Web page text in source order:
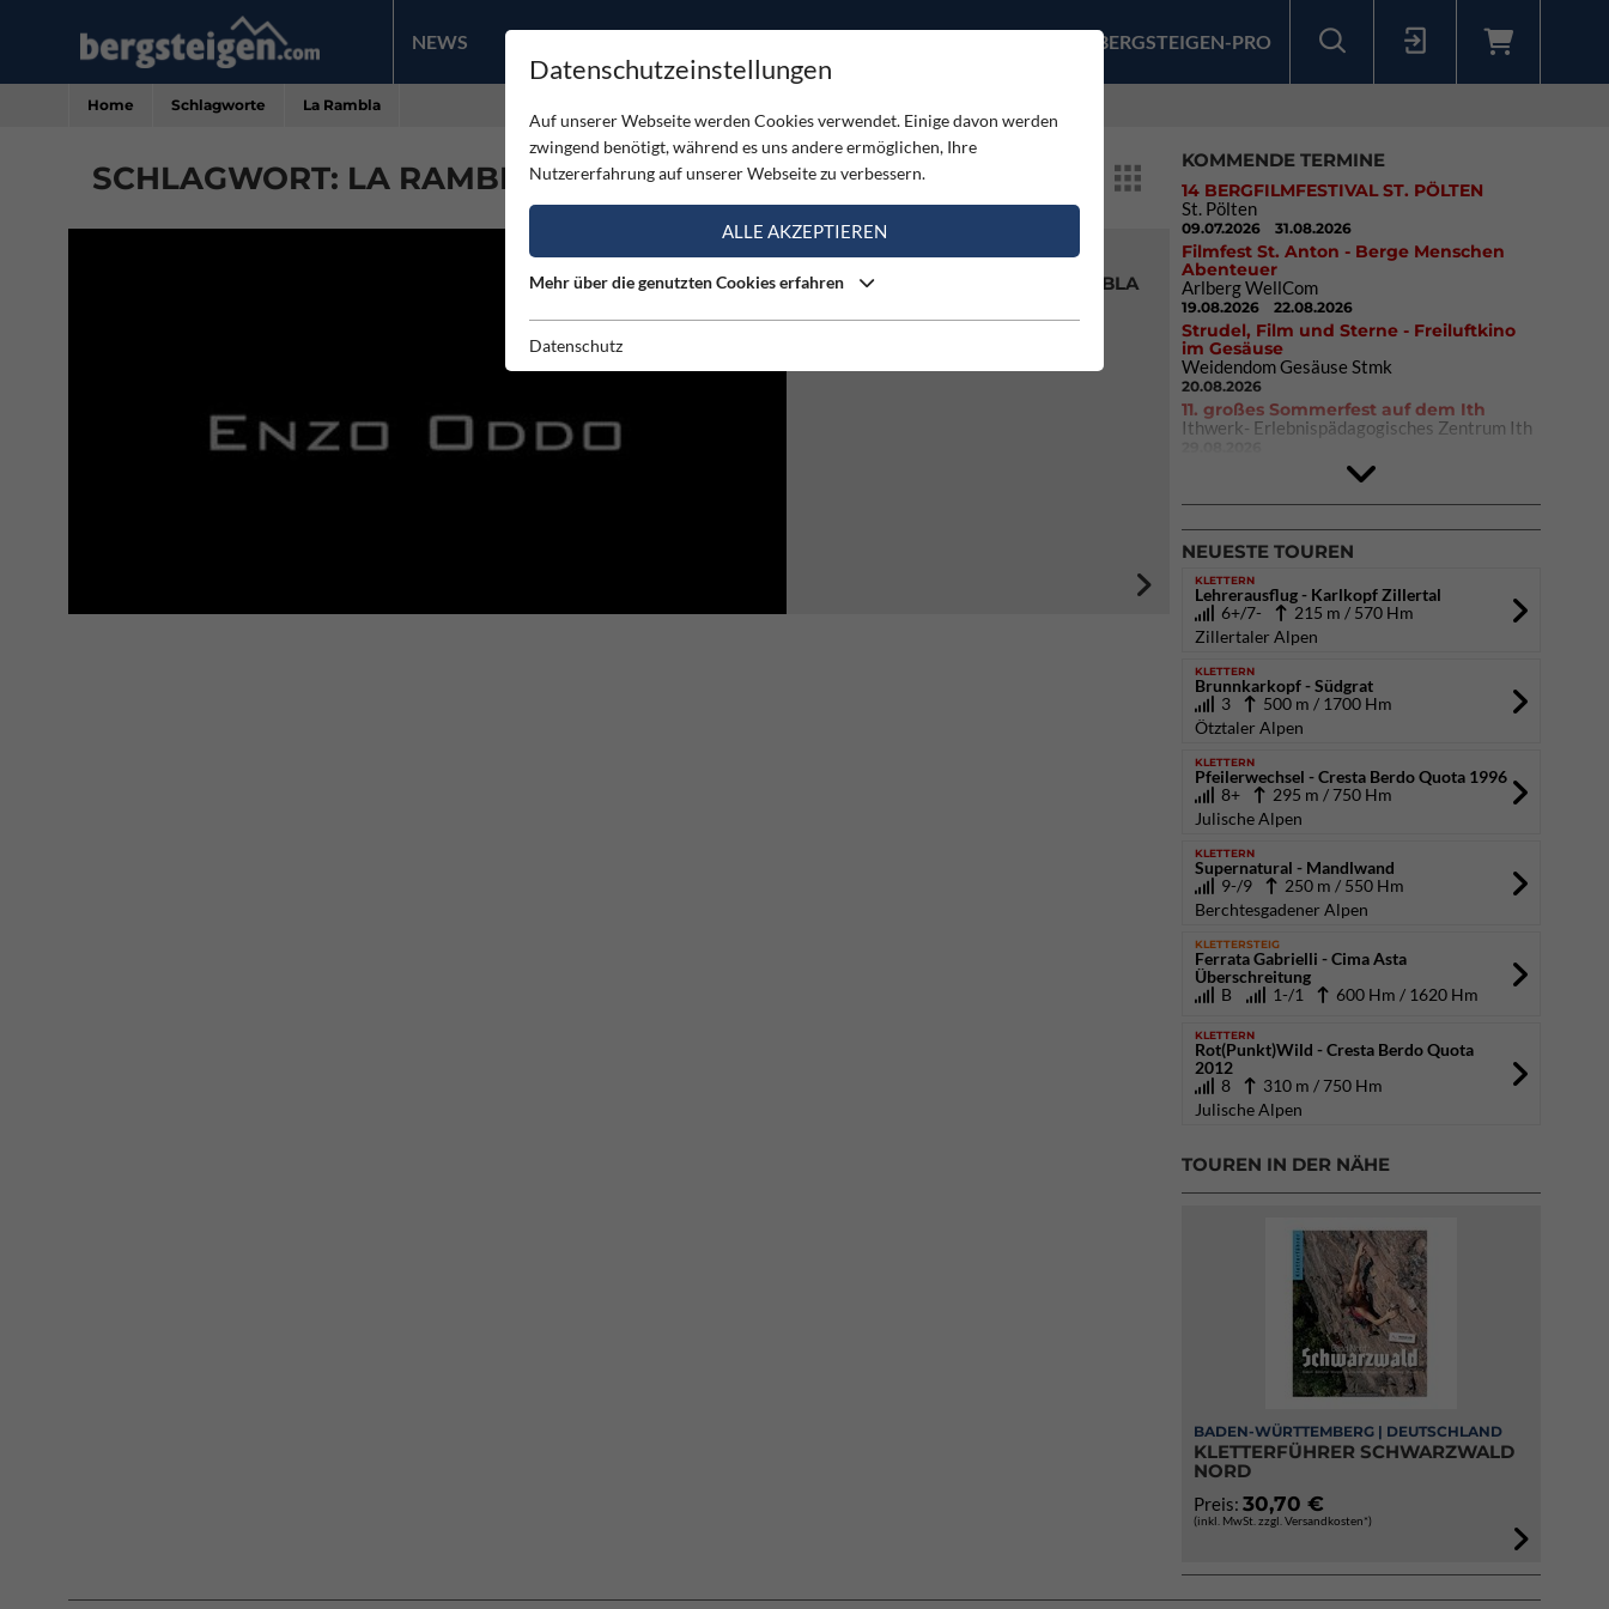
NEWS PRODUKTE BERGSTEIGEN-PRO
Home Schlagworte La Rambla
SCHLAGWORT: LA RAMBLA (1)
16.01.2012
VIDEO: ENZO ODDO IN LA RAMBLA
KOMMENDE TERMINE
14 BERGFILMFESTIVAL ST. PÖLTEN
St. Pölten
09.07.2026 31.08.2026
Filmfest St. Anton - Berge Menschen
Abenteuer
Arlberg WellCom
19.08.2026 22.08.2026
Strudel, Film und Sterne - Freiluftkino
im Gesäuse
Weidendom Gesäuse Stmk
20.08.2026
11. großes Sommerfest auf dem Ith
Ithwerk- Erlebnispädagogisches Zentrum Ith
DAV Kletter- & Boulderzentrum München
Süd (Thalkirchen)
NEUESTE TOUREN
KLETTERN
Lehrerausflug - Karlkopf Zillertal
6+/7-
215 m / 570 Hm
Zillertaler Alpen
KLETTERN
Brunnkarkopf - Südgrat
3
500 m / 1700 Hm
Ötztaler Alpen
KLETTERN
Pfeilerwechsel - Cresta Berdo Quota 1996
8+
295 m / 750 Hm
Julische Alpen
KLETTERN
Supernatural - Mandlwand
9-/9
250 m / 550 Hm
Berchtesgadener Alpen
KLETTERSTEIG
Ferrata Gabrielli - Cima Asta
Überschreitung
B
1-/1 600 Hm / 1620 Hm
KLETTERN
Rot(Punkt)Wild - Cresta Berdo Quota
2012
8
310 m / 750 Hm
Julische Alpen
TOUREN IN DER NÄHE
BADEN-WÜRTTEMBERG | DEUTSCHLAND
KLETTERFÜHRER SCHWARZWALD
NORD
Preis: 30,70 €
(inkl. MwSt. zzgl. Versandkosten*)
Datenschutzeinstellungen
Auf unserer Webseite werden Cookies verwendet. Einige davon werden
zwingend benötigt, während es uns andere ermöglichen, Ihre
Nutzererfahrung auf unserer Webseite zu verbessern.
ALLE AKZEPTIEREN
Mehr über die genutzten Cookies erfahren
Datenschutz